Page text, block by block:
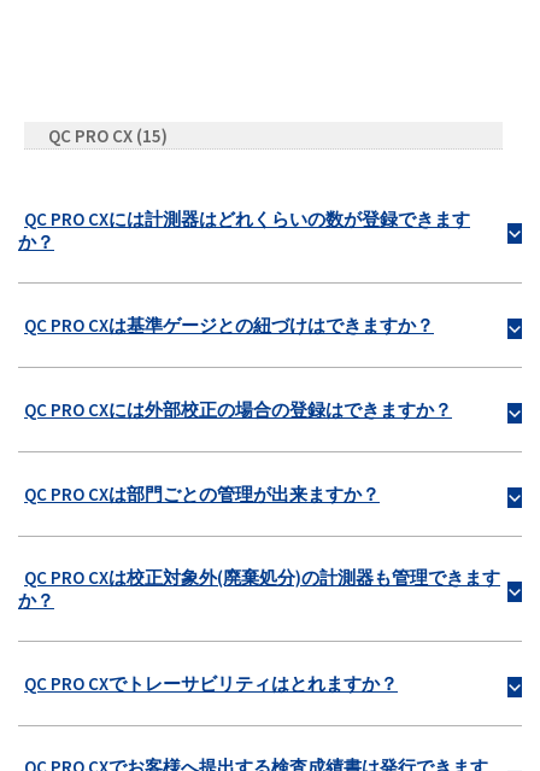
QC PRO CX (15)
b
QC PRO CXには計測器はどれくらいの数が登録できます
か？
b
QC PRO CXは基準ゲージとの紐づけはできますか？
b
QC PRO CXには外部校正の場合の登録はできますか？
b
QC PRO CXは部門ごとの管理が出来ますか？
b
QC PRO CXは校正対象外(廃棄処分)の計測器も管理できます
か？
b
QC PRO CXでトレーサビリティはとれますか？